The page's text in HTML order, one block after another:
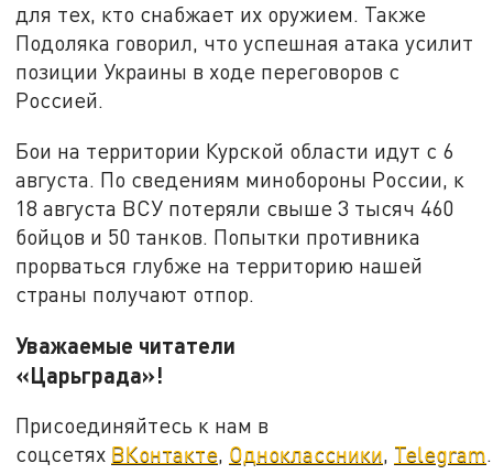
для тех, кто снабжает их оружием. Также
Подоляка говорил, что успешная атака усилит
позиции Украины в ходе переговоров с
Россией.
Бои на территории Курской области идут с 6
августа. По сведениям минобороны России, к
18 августа ВСУ потеряли свыше 3 тысяч 460
бойцов и 50 танков. Попытки противника
прорваться глубже на территорию нашей
страны получают отпор.
Уважаемые читатели
«Царьграда»!
Присоединяйтесь к нам в
соцсетях ВКонтакте, Одноклассники, Telegram.